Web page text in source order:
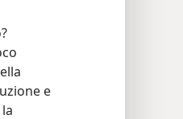
e